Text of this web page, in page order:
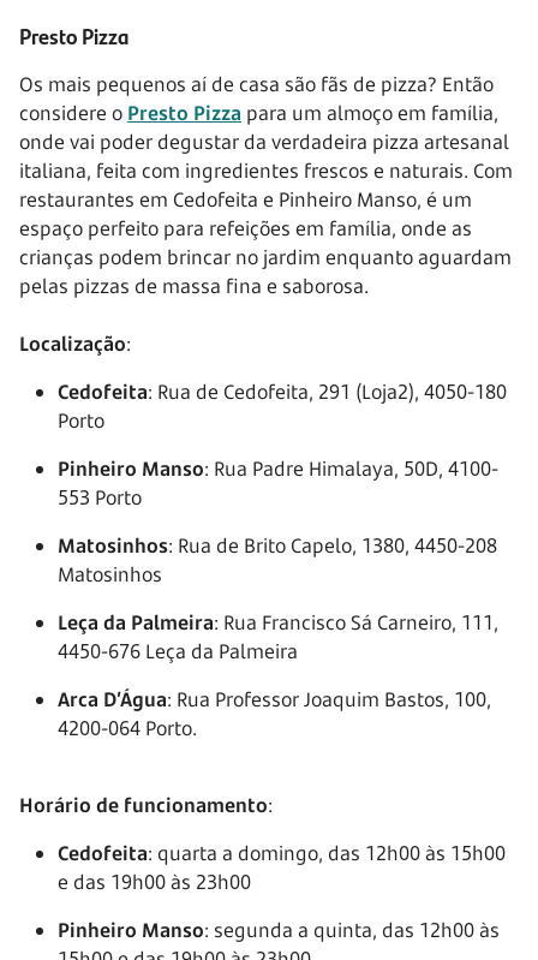
Presto Pizza
Os mais pequenos aí de casa são fãs de pizza? Então
considere o Presto Pizza para um almoço em família,
onde vai poder degustar da verdadeira pizza artesanal
italiana, feita com ingredientes frescos e naturais. Com
restaurantes em Cedofeita e Pinheiro Manso, é um
espaço perfeito para refeições em família, onde as
crianças podem brincar no jardim enquanto aguardam
pelas pizzas de massa fina e saborosa.
Localização:
Cedofeita: Rua de Cedofeita, 291 (Loja2), 4050-180
Porto
Pinheiro Manso: Rua Padre Himalaya, 50D, 4100-
553 Porto
Matosinhos: Rua de Brito Capelo, 1380, 4450-208
Matosinhos
Leça da Palmeira: Rua Francisco Sá Carneiro, 111,
4450-676 Leça da Palmeira
Arca D’Água: Rua Professor Joaquim Bastos, 100,
4200-064 Porto.
Horário de funcionamento:
Cedofeita: quarta a domingo, das 12h00 às 15h00
e das 19h00 às 23h00
Pinheiro Manso: segunda a quinta, das 12h00 às